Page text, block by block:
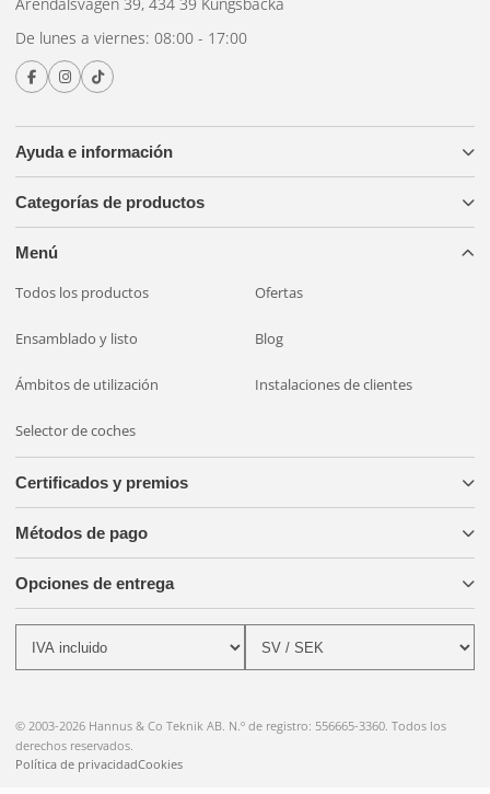
Ayuda e información
Categorías de productos
Menú
Todos los productos Ofertas
Ensamblado y listo Blog
Ámbitos de utilización Instalaciones de clientes
Selector de coches
De lunes a viernes: 08:00 - 17:00
Certificados y premios
Métodos de pago
Opciones de entrega
© 2003-2026 Hannus & Co Teknik AB. N.º de registro: 556665-3360. Todos los
derechos reservados.
Política de privacidadCookies